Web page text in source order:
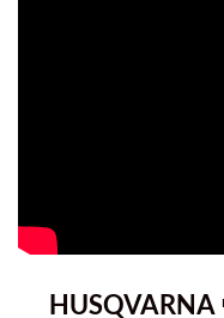
מסור משור גובה טלסקופי HUSQVARNA